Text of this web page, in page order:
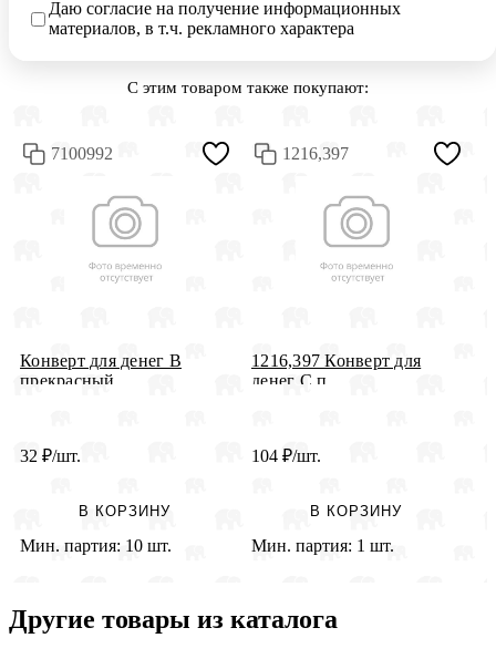
Даю согласие на получение информационных
материалов, в т.ч. рекламного характера
С этим товаром также покупают:
7100992
Конверт для денег В
прекрасный...
32 ₽/шт.
В КОРЗИНУ
Мин. партия: 10 шт.
1216,397
1216,397 Конверт для
денег С п...
104 ₽/шт.
В КОРЗИНУ
Мин. партия: 1 шт.
Другие товары из каталога